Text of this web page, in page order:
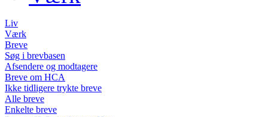
Liv
Værk
Breve
Søg i brevbasen
Afsendere og modtagere
Breve om HCA
Ikke tidligere trykte breve
Alle breve
Enkelte breve